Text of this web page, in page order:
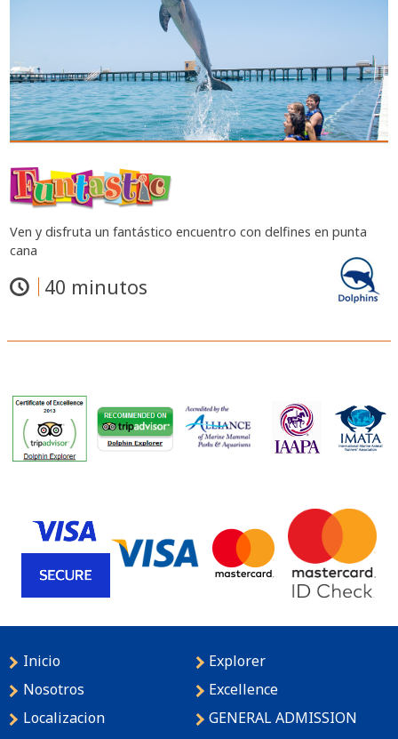
Ven y disfruta un fantástico encuentro con delfines en punta
cana
40 minutos
Inicio
Nosotros
Localizacion
Explorer
Excellence
GENERAL ADMISSION